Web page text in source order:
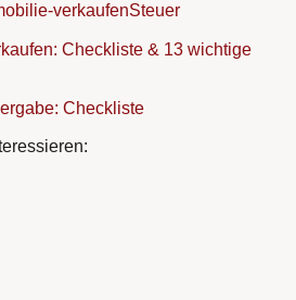
verkaufenSteuer
Checkliste & 13 wichtige
Checkliste